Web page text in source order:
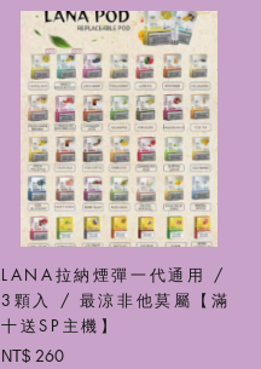
LANA拉納煙彈一代通用 /
3顆入 / 最涼非他莫屬【滿
十送SP主機】
NT$ 260